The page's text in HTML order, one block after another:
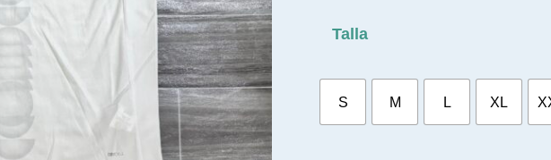
Talla
S M L XL